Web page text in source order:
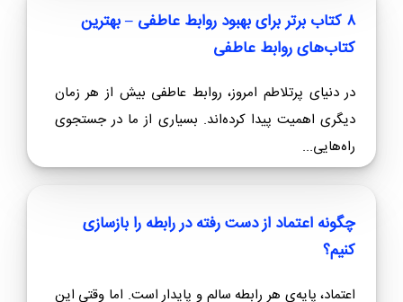
۸ کتاب برتر برای بهبود روابط عاطفی – بهترین
کتاب‌های روابط عاطفی
در دنیای پرتلاطم امروز، روابط عاطفی بیش از هر زمان
دیگری اهمیت پیدا کرده‌اند. بسیاری از ما در جستجوی
راه‌هایی...
چگونه اعتماد از دست رفته در رابطه را بازسازی
کنیم؟
اعتماد، پایه‌ی هر رابطه سالم و پایدار است. اما وقتی این